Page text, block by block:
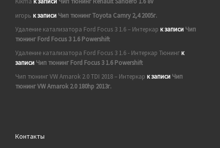
игорь к записи Чип тюнинг Toyota Camry 2,4 2005г.
Удаление катализатора Ford Focus 3 1.6 – Интеркар к записи Чип
тюнинг Ford Focus 3 1.6 Powershift
Удаление катализатора Ford Focus 3 1.6 - Интеркар Тюнингк
записи Чип тюнинг Ford Focus 3 1.6 Powershift
Чип тюнинг VW Amarok 2.0 TDI 2018 – Интеркар к записи Чип
тюнинг VW Amarok 2.0 180hp 2013г.
Контакты